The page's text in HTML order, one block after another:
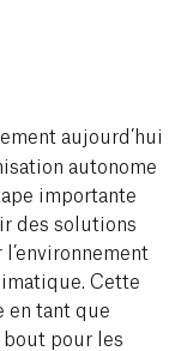
aujourd’hui
autonome
importante
des solutions
Cette
en tant que
pour les